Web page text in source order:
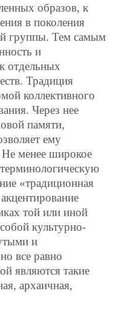
образов, к
в поколения
группы. Тем самым
и
отдельных
Традиция
коллективного
Через нее
памяти,
ему
Не менее широкое
«традиционная
той или иной
культурно-
и
все равно
являются такие
архаичная,